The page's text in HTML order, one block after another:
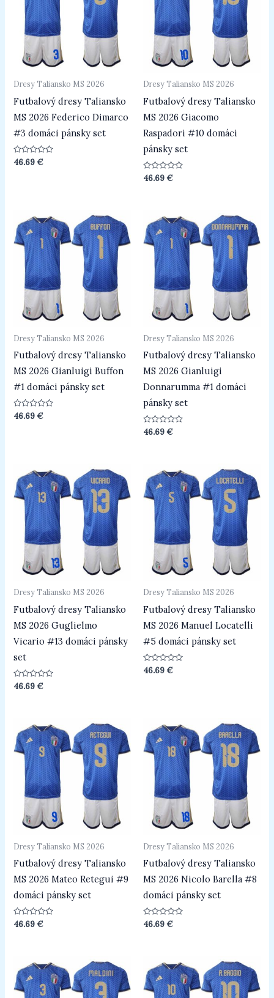
Dresy Taliansko MS 2026
Futbalový dresy Taliansko
MS 2026 Federico Dimarco
#3 domáci pánsky set
Hodnotenie
0
46.69€
Dresy Taliansko MS 2026
Futbalový dresy Taliansko
MS 2026 Giacomo
Raspadori #10 domáci
pánsky set
Hodnotenie
0
46.69€
Dresy Taliansko MS 2026
Futbalový dresy Taliansko
MS 2026 Gianluigi Buffon
#1 domáci pánsky set
Hodnotenie
46.69€
Dresy Taliansko MS 2026
Futbalový dresy Taliansko
MS 2026 Gianluigi
Donnarumma #1 domáci
pánsky set
Hodnotenie
46.69€
Dresy Taliansko MS 2026
Futbalový dresy Taliansko
MS 2026 Guglielmo
Vicario #13 domáci pánsky
set
Hodnotenie
0
46.69€
Dresy Taliansko MS 2026
Futbalový dresy Taliansko
MS 2026 Manuel Locatelli
#5 domáci pánsky set
Hodnotenie
0
46.69€
Dresy Taliansko MS 2026
Futbalový dresy Taliansko
MS 2026 Mateo Retegui #9
domáci pánsky set
Hodnotenie
46.69€
Dresy Taliansko MS 2026
Futbalový dresy Taliansko
MS 2026 Nicolo Barella #8
domáci pánsky set
Hodnotenie
46.69€